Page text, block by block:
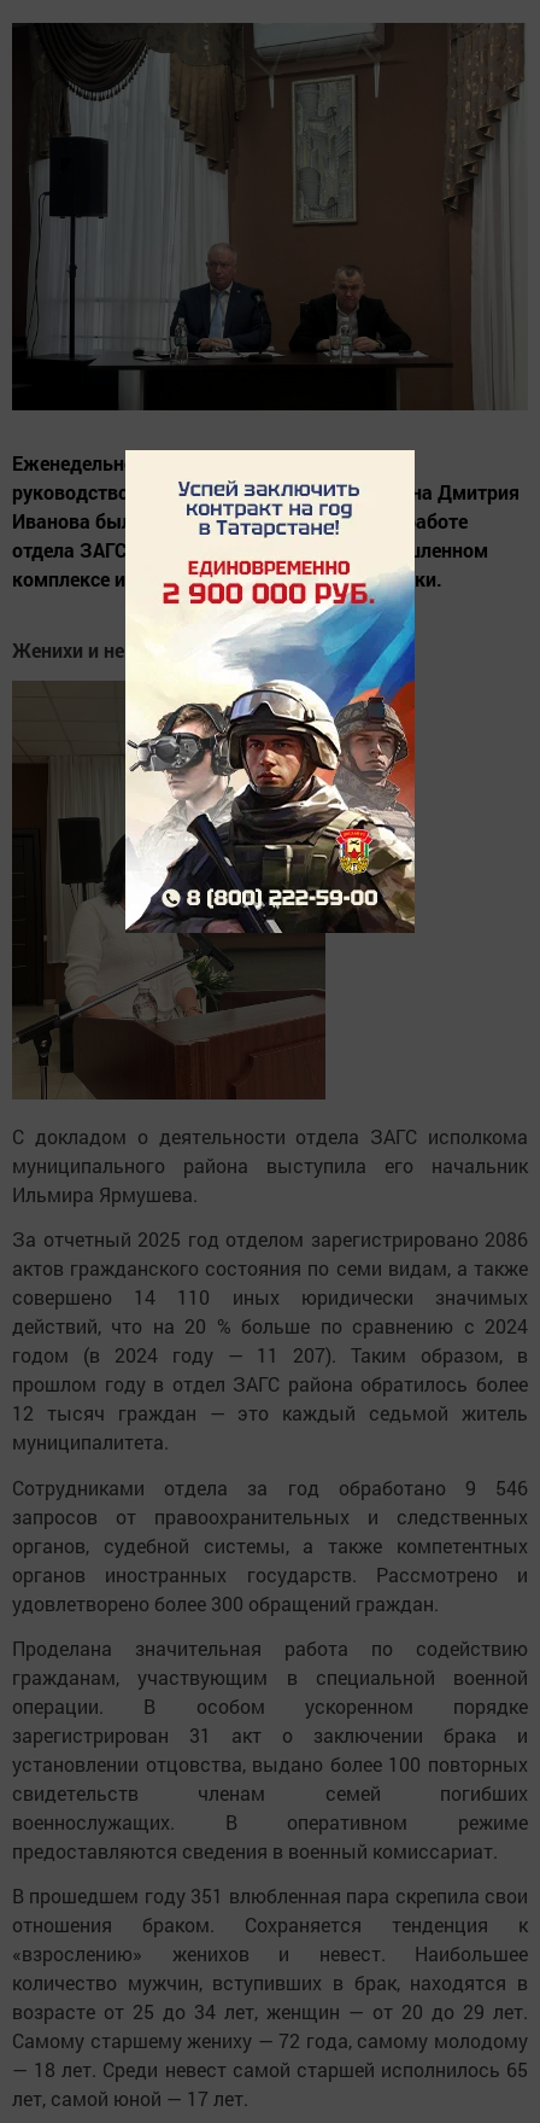
Еженедельное аппаратное совещание под
руководством главы муниципального района Дмитрия
Иванова было посвящено трем вопросам: работе
отдела ЗАГС, положению дел в агропромышленном
комплексе и анализу оперативной обстановки.
Женихи и невесты стали старше
С докладом о деятельности отдела ЗАГС исполкома
муниципального района выступила его начальник
Ильмира Ярмушева.
За отчетный 2025 год отделом зарегистрировано 2086
актов гражданского состояния по семи видам, а также
совершено 14 110 иных юридически значимых
действий, что на 20 % больше по сравнению с 2024
годом (в 2024 году — 11 207). Таким образом, в
прошлом году в отдел ЗАГС района обратилось более
12 тысяч граждан — это каждый седьмой житель
муниципалитета.
Сотрудниками отдела за год обработано 9 546
запросов от правоохранительных и следственных
органов, судебной системы, а также компетентных
органов иностранных государств. Рассмотрено и
удовлетворено более 300 обращений граждан.
Проделана значительная работа по содействию
гражданам, участвующим в специальной военной
операции. В особом ускоренном порядке
зарегистрирован 31 акт о заключении брака и
установлении отцовства, выдано более 100 повторных
свидетельств членам семей погибших
военнослужащих. В оперативном режиме
предоставляются сведения в военный комиссариат.
В прошедшем году 351 влюбленная пара скрепила свои
отношения браком. Сохраняется тенденция к
«взрослению» женихов и невест. Наибольшее
количество мужчин, вступивших в брак, находятся в
возрасте от 25 до 34 лет, женщин — от 20 до 29 лет.
Самому старшему жениху — 72 года, самому молодому
— 18 лет. Среди невест самой старшей исполнилось 65
лет, самой юной — 17 лет.